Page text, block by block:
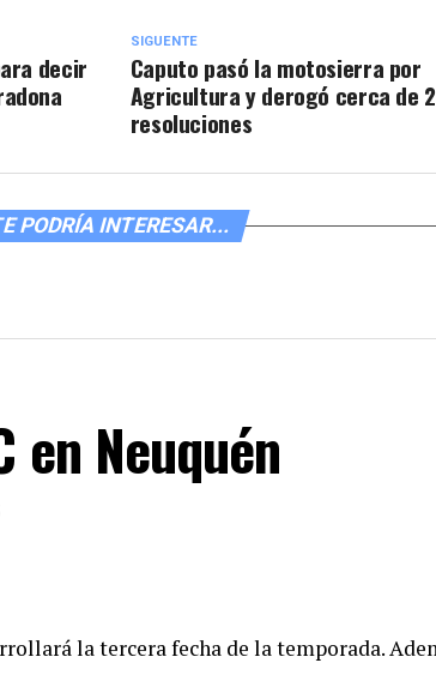
SIGUENTE
Caputo pasó la motosierra por
Agricultura y derogó cerca de
resoluciones
decir
PODRÍA INTERESAR...
en Neuquén
la tercera fecha de la temporada.